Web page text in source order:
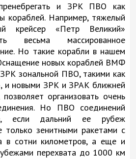
и ЗРК ПВО как
кораблей. Например, тяжелый
крейсер «Петр Великий»
весьма массированное
Но такие корабли в нашем
новых кораблей ВМФ
зональной ПВО, такими как
и новыми ЗРК и ЗРАК ближней
организовать очень
Но ПВО соединений
если дальний ее рубеж
только зенитными ракетами с
в сотни километров, а еще и
перехвата до 1000 км